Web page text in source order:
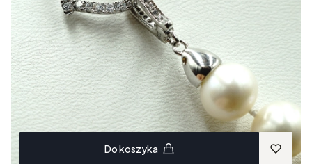
Do koszyka